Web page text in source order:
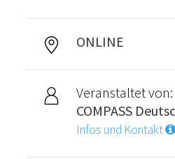
ONLINE
Veranstaltet von:
COMPASS
Infos und Kontakt